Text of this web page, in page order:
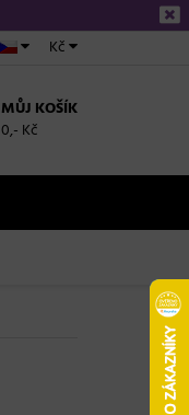
Kč
MŮJ KOŠÍK
0,- Kč